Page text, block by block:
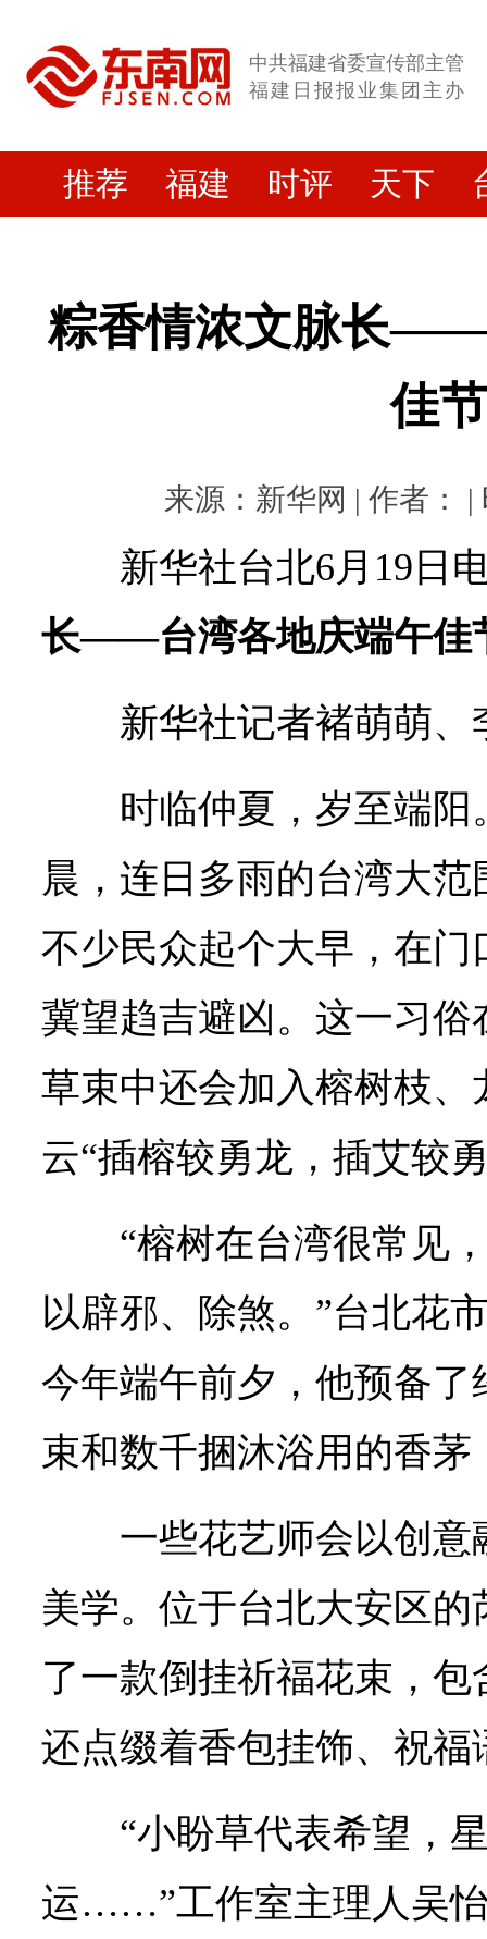
中共福建省委宣传部主管
福建日报报业集团主办
推荐 福建 时评 天下
粽香情浓文脉长——
佳节
来源：新华网 | 作者： |
新华社台北6月19日
长——台湾各地庆端午佳
新华社记者褚萌萌、
时临仲夏，岁至端
晨，连日多雨的台湾大
不少民众起个大早，在
冀望趋吉避凶。这一习俗
草束中还会加入榕树枝
云“插榕较勇龙，插艾较
“榕树在台湾很常见
以辟邪、除煞。”台北花
今年端午前夕，他预备
束和数千捆沐浴用的香
一些花艺师会以创
美学。位于台北大安区
了一款倒挂祈福花束，
还点缀着香包挂饰、祝福
“小盼草代表希望，
运……”工作室主理人吴